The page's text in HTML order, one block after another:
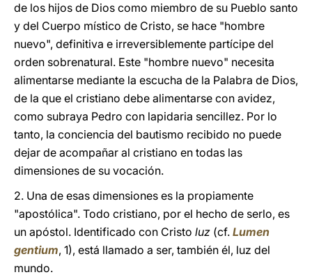
de los hijos de Dios como miembro de su Pueblo santo
y del Cuerpo místico de Cristo, se hace "hombre
nuevo", definitiva e irreversiblemente partícipe del
orden sobrenatural. Este "hombre nuevo" necesita
alimentarse mediante la escucha de la Palabra de Dios,
de la que el cristiano debe alimentarse con avidez,
como subraya Pedro con lapidaria sencillez. Por lo
tanto, la conciencia del bautismo recibido no puede
dejar de acompañar al cristiano en todas las
dimensiones de su vocación.
2. Una de esas dimensiones es la propiamente
"apostólica". Todo cristiano, por el hecho de serlo, es
un apóstol. Identificado con Cristo luz (cf. Lumen
gentium, 1), está llamado a ser, también él, luz del
mundo.